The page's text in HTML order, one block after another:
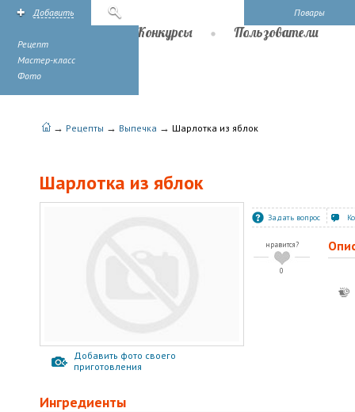
Повары
Добавить
Рецепт
Мастер-класс
Фото
Конкурсы Пользователи
→ Рецепты → Выпечка → Шарлотка из яблок
Шарлотка из яблок
Добавить фото своего
приготовления
Задать вопрос
нравится?
0
Ингредиенты